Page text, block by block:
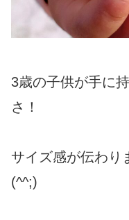
3歳の子供が手に
さ！
サイズ感が伝わり
(^^;)